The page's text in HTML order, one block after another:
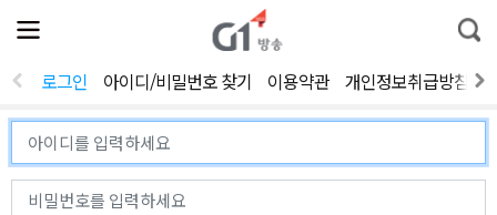
전
체
뉴
열
통
합
색
로그인 아이디/비밀번호 찾기 이용약관 개인정보취급방침